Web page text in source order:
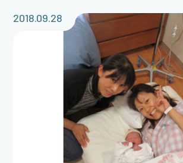
活気です。 委員会活動が活発であると
ん加速します。 次の提案を楽しみにし
2018.09.28